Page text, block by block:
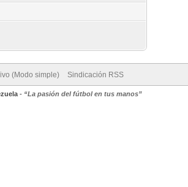
(Modo simple) Sindicación RSS
- “La pasión del fútbol en tus manos”